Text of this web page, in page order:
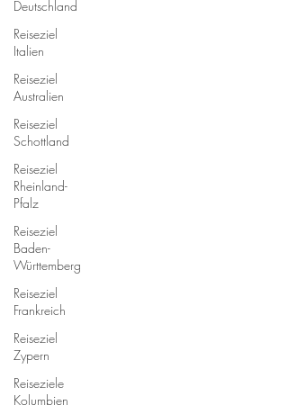
Deutschland
Reiseziel
Italien
Reiseziel
Australien
Reiseziel
Schottland
Reiseziel
Rheinland-
Pfalz
Reiseziel
Baden-
Württemberg
Reiseziel
Frankreich
Reiseziel
Zypern
Reiseziele
Kolumbien